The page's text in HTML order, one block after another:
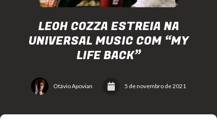
LEOH COZZA ESTREIA NA
UNIVERSAL MUSIC COM “MY
LIFE BACK”
Otávio Apovian 5 de novembro de 2021